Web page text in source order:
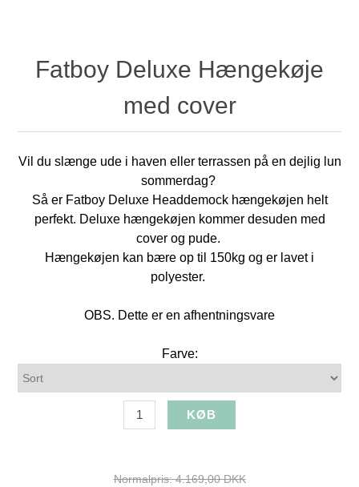
Fatboy Deluxe Hængekøje
med cover
Vil du slænge ude i haven eller terrassen på en dejlig lun
sommerdag?
Så er Fatboy Deluxe Headdemock hængekøjen helt
perfekt. Deluxe hængekøjen kommer desuden med
cover og pude.
Hængekøjen kan bære op til 150kg og er lavet i
polyester.
OBS. Dette er en afhentningsvare
Farve:
Normalpris: 4.169,00 DKK